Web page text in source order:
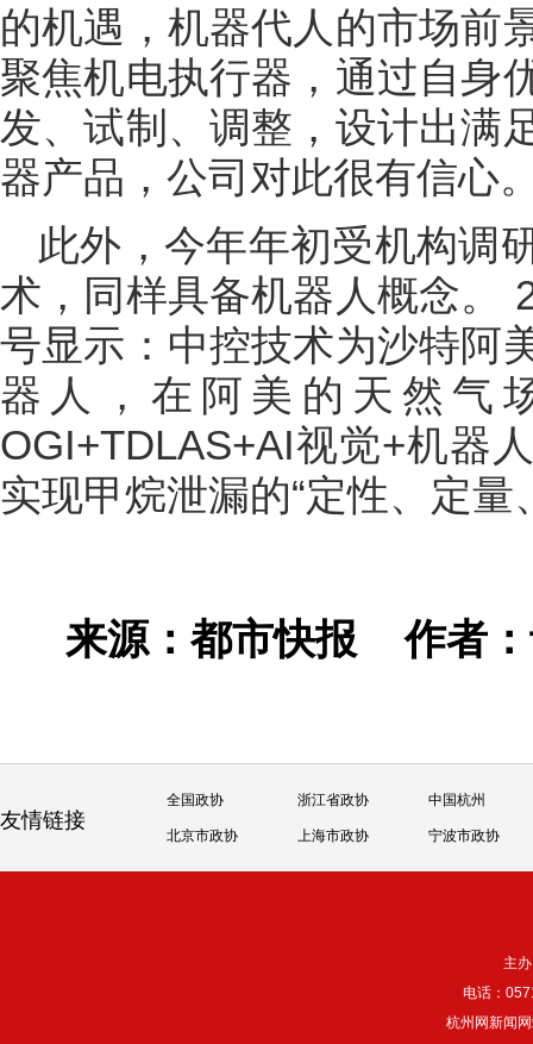
的机遇，机器代人的市场前
聚焦机电执行器，通过自身
发、试制、调整，设计出满
器产品，公司对此很有信心
此外，今年年初受机构调
术，同样具备机器人概念。
号显示：中控技术为沙特阿
器人，在阿美的天然气
OGI+TDLAS+AI视觉+机器
实现甲烷泄漏的“定性、定量
来源：都市快报作者
友情链接
全国政协 浙江省政协 中国杭州
北京市政协 上海市政协 宁波市政协
主
电话：
杭州网新闻